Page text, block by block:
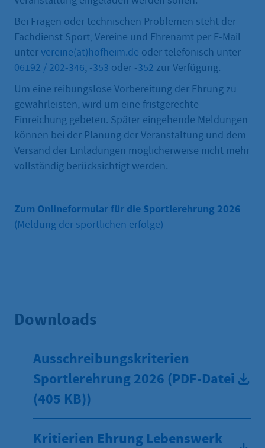
Bei Fragen oder technischen Problemen steht der
Fachdienst Sport, Vereine und Ehrenamt per E-Mail
untervereine(at)hofheim.de oder telefonisch unter
06192 / 202-346, -353 oder -352 zur Verfügung.
Um eine reibungslose Vorbereitung der Ehrung zu
gewährleisten, wird um eine fristgerechte
Einreichung gebeten. Später eingehende Meldungen
können bei der Planung der Veranstaltung und dem
Versand der Einladungen möglicherweise nicht mehr
vollständig berücksichtigt werden.
Zum Onlineformular für die Sportlerehrung 2026
(Meldung der sportlichen erfolge)
Downloads
Ausschreibungskriterien
Sportlerehrung 2026 (PDF-Datei
(405 KB))
Kritierien Ehrung Lebenswerk